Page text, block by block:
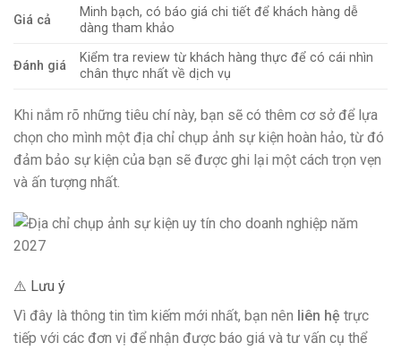
Giá cả
Minh bạch, có báo giá chi tiết để khách hàng dễ
dàng tham khảo
Đánh giá
Kiểm tra review từ khách hàng thực để có cái nhìn
chân thực nhất về dịch vụ
Khi nắm rõ những tiêu chí này, bạn sẽ có thêm cơ sở để lựa
chọn cho mình một địa chỉ chụp ảnh sự kiện hoàn hảo, từ đó
đảm bảo sự kiện của bạn sẽ được ghi lại một cách trọn vẹn
và ấn tượng nhất.
⚠️ Lưu ý
Vì đây là thông tin tìm kiếm mới nhất, bạn nên liên hệ trực
tiếp với các đơn vị để nhận được báo giá và tư vấn cụ thể